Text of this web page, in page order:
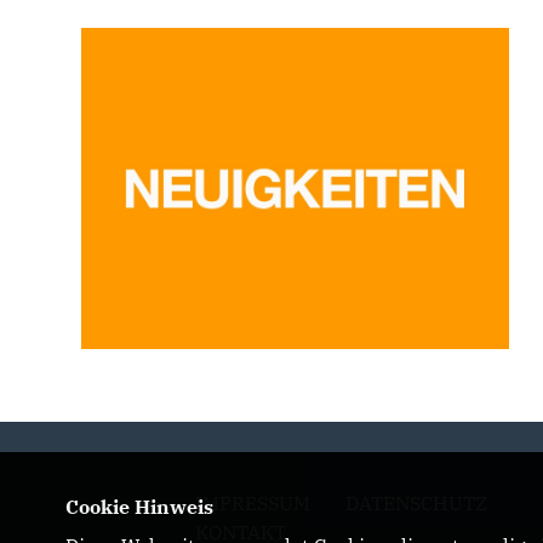
IMPRESSUM
Cookie Hinweis